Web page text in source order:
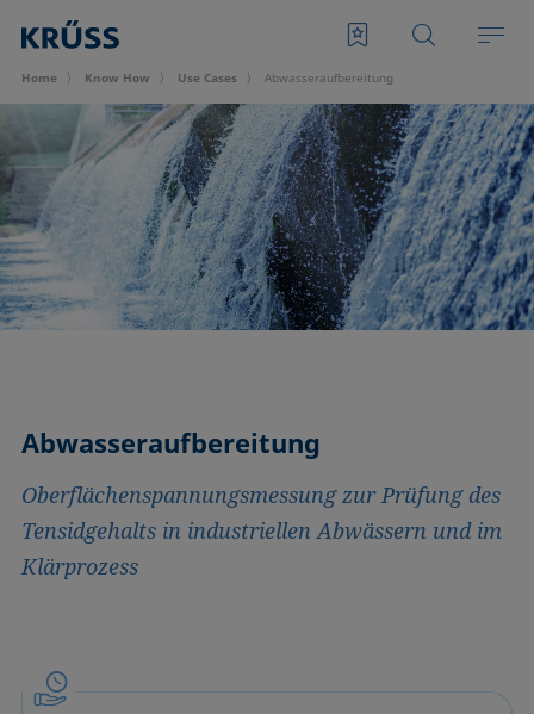
Home Know How Use Cases Abwasseraufbereitung
Abwasseraufbereitung
Oberflächenspannungsmessung zur Prüfung des
Tensidgehalts in industriellen Abwässern und im
Klärprozess